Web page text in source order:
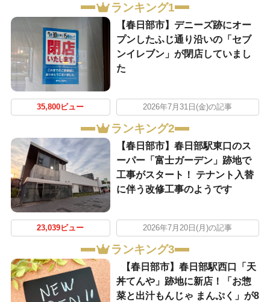
ランキング1
【春日部市】デニーズ跡にオー
プンしたふじ通り沿いの「セブ
ンイレブン」が閉店していまし
た
35,800ビュー 2026年7月31日(金)の記事
ランキング2
【春日部市】春日部駅東口のス
ーパー「富士ガーデン」跡地で
工事がスタート！ テナント入替
に伴う改修工事のようです
23,039ビュー 2026年7月20日(月)の記事
ランキング3
【春日部市】春日部駅西口「天
丼てんや」跡地に新店！「お惣
菜と出汁もんじゃ まんぷく」が8